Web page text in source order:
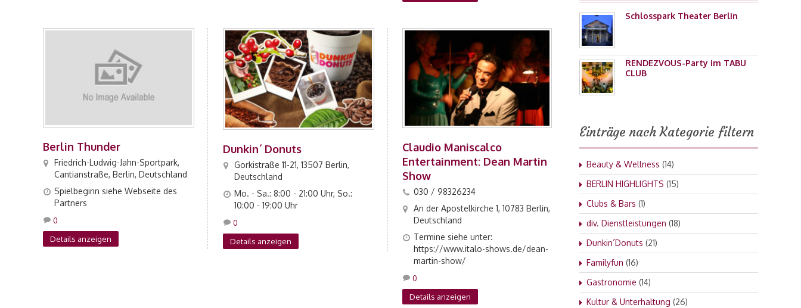
Berlin Thunder
Friedrich-Ludwig-Jahn-Sportpark,
Cantianstraße, Berlin, Deutschland
Spielbeginn siehe Webseite des
Partners
Details anzeigen
0
Dunkin´ Donuts
Gorkistraße 11-21, 13507 Berlin,
Deutschland
Mo. - Sa.: 8:00 - 21:00 Uhr, So.:
10:00 - 19:00 Uhr
Details anzeigen
0
Claudio Maniscalco
Entertainment: Dean Martin
Show
030 / 98326234
An der Apostelkirche 1, 10783 Berlin,
Deutschland
Termine siehe unter:
https://www.italo-shows.de/dean-
martin-show/
Details anzeigen
0
Schlosspark Theater Berlin
RENDEZVOUS-Party im TABU
CLUB
Einträge nach Kategorie filtern
Beauty & Wellness (14)
BERLIN HIGHLIGHTS (15)
Clubs & Bars (1)
div. Dienstleistungen (18)
Dunkin´Donuts (21)
Familyfun (16)
Gastronomie (14)
Kultur & Unterhaltung (26)